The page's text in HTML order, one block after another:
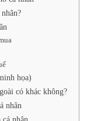
họa)
có khác không?
nhân
nhân